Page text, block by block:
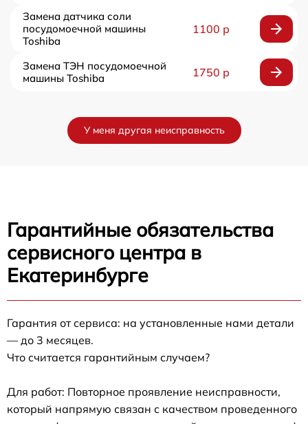
Замена датчика соли
посудомоечной машины
Toshiba
1100 р
Замена ТЭН посудомоечной
машины Toshiba
1750 р
У меня другая неисправность
Гарантийные обязательства
сервисного центра в
Екатеринбурге
Гарантия от сервиса: на установленные нами детали
— до 3 месяцев.
Что считается гарантийным случаем?
Для работ: Повторное проявление неисправности,
который напрямую связан с качеством проведенного